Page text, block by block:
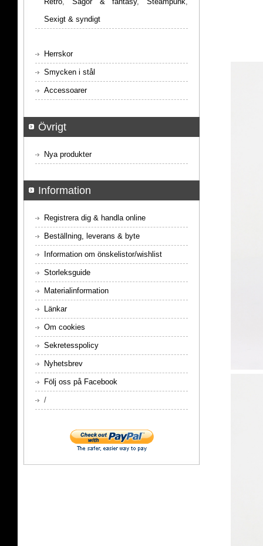
Sexigt & syndigt
Herrskor
Smycken i stål
Accessoarer
Övrigt
Nya produkter
Information
Registrera dig & handla online
Beställning, leverans & byte
Information om önskelistor/wishlist
Storleksguide
Materialinformation
Länkar
Om cookies
Sekretesspolicy
Nyhetsbrev
Följ oss på Facebook
/